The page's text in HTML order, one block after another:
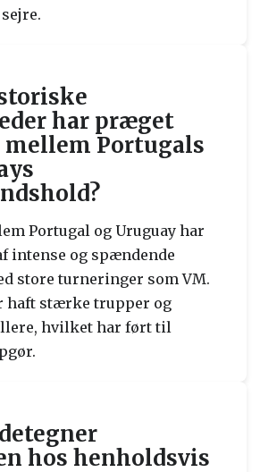
har præget
mellem Portugals
Portugal og Uruguay har
intense og spændende
store turneringer som VM.
haft stærke trupper og
hvilket har ført til
hos henholdsvis